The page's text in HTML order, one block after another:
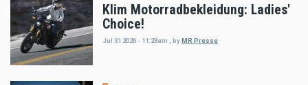
Klim Motorradbekleidung: Ladies'
Choice!
Jul 31 2026 - 11:23am , by MR Presse